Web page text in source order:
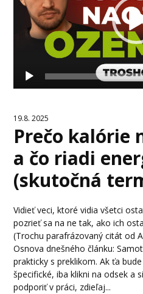
19.8. 2025
Prečo kalórie
a čo riadi
(skutočná
Vidieť veci, ktoré vidia všetci
pozrieť sa na ne tak, ako ich
(Trochu parafrázovaný citát od
Osnova dnešného článku:
prakticky s preklikom. Ak ťa
špecifické, iba klikni na odsek a
podporiť v práci, zdieľaj...